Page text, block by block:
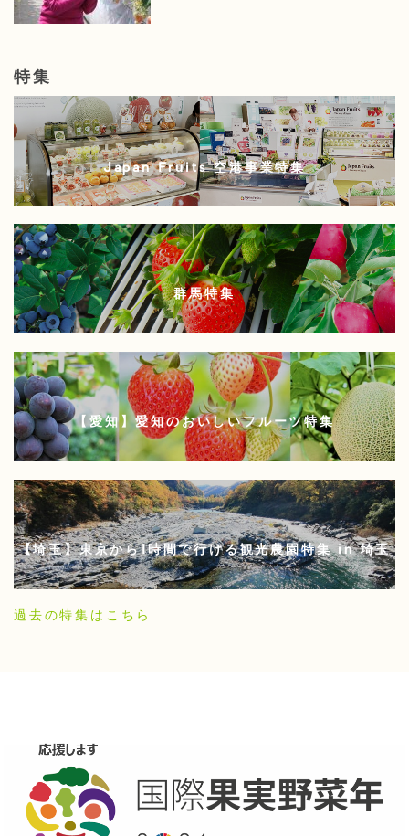
特集
Japan Fruits 空港事業特集
群馬特集
【愛知】愛知のおいしいフルーツ特集
【埼玉】東京から1時間で行ける観光農園特集 in 埼玉
過去の特集はこちら